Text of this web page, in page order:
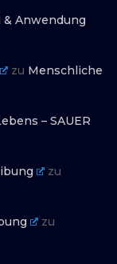
Anwendung
zu Menschliche
– SAUER
zu
zu